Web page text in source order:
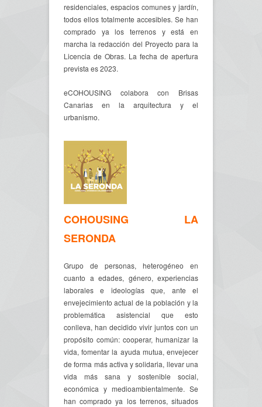
residenciales, espacios comunes y jardín,
todos ellos totalmente accesibles. Se han
comprado ya los terrenos y está en
marcha la redacción del Proyecto para la
Licencia de Obras. La fecha de apertura
prevista es 2023.
eCOHOUSING colabora con Brisas
Canarias en la arquitectura y el
urbanismo.
COHOUSING LA
SERONDA
Grupo de personas, heterogéneo en
cuanto a edades, género, experiencias
laborales e ideologías que, ante el
envejecimiento actual de la población y la
problemática asistencial que esto
conlleva, han decidido vivir juntos con un
propósito común: cooperar, humanizar la
vida, fomentar la ayuda mutua, envejecer
de forma más activa y solidaria, llevar una
vida más sana y sostenible social,
económica y medioambientalmente. Se
han comprado ya los terrenos, situados